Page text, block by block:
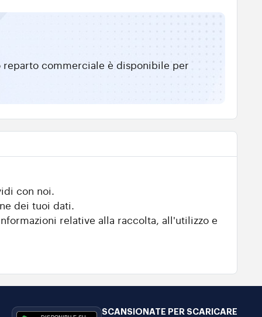
commerciale è disponibile per
con noi.
dei tuoi dati.
relative alla raccolta, all'utilizzo e
SCANSIONATE PER SCARICARE